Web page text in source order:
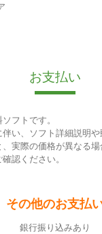
お支払い
フトです。
い、ソフト詳細説明
実際の価格が異なる場
認ください。
その他のお支払
銀行振り込みあり